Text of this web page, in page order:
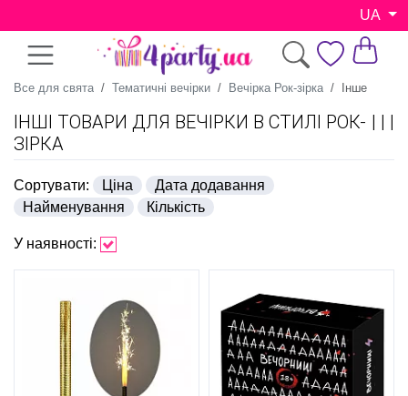
UA
Все для свята Тематичні вечірки Вечірка Рок-зірка Інше
ІНШІ ТОВАРИ ДЛЯ ВЕЧІРКИ В СТИЛІ РОК-
ЗІРКА
Сортувати: Ціна
Дата додавання
Найменування
Кількість
У наявності: